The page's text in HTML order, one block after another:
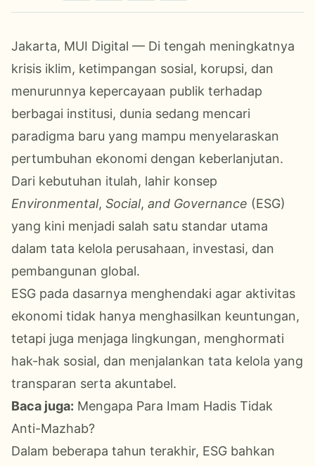
Jakarta, MUI Digital — Di tengah meningkatnya
krisis iklim, ketimpangan sosial, korupsi, dan
menurunnya kepercayaan publik terhadap
berbagai institusi, dunia sedang mencari
paradigma baru yang mampu menyelaraskan
pertumbuhan ekonomi dengan keberlanjutan.
Dari kebutuhan itulah, lahir konsep
Environmental, Social, and Governance (ESG)
yang kini menjadi salah satu standar utama
dalam tata kelola perusahaan, investasi, dan
pembangunan global.
ESG pada dasarnya menghendaki agar aktivitas
ekonomi tidak hanya menghasilkan keuntungan,
tetapi juga menjaga lingkungan, menghormati
hak-hak sosial, dan menjalankan tata kelola yang
transparan serta akuntabel.
Baca juga: Mengapa Para Imam Hadis Tidak
Anti-Mazhab?
Dalam beberapa tahun terakhir, ESG bahkan